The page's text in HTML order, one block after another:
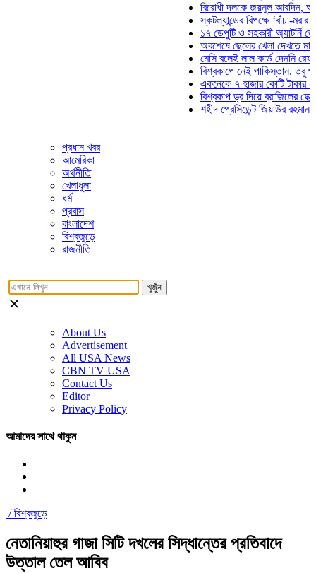
বিরোধী দলকে জয়নুল আবদিন, আপনারা
স্কটল্যান্ডের বিপক্ষে ‘বাঁচা-মরার
১৭ ডেপুটি ও সহকারী অ্যাটর্নি
অবশেষে ছেলের খেলা দেখতে মাঠে
মেসি বলেই লাল কার্ড দেননি রেফারি!
বিশ্বকাপে নেই পাকিস্তান, তবু প্রতিটি
একনেকে ৭ হাজার কোটি টাকার ৫
বিশ্বকাপ ড্র দিয়ে ব্রাজিলের হেক্সা
শহীদ প্রেসিডেন্ট জিয়াউর রহমান
প্রধান খবর
আমেরিকা
অর্থনীতি
খেলাধুলা
ধর্ম
প্রবাস
বাংলাদেশ
বিশ্বজুড়ে
রাজনীতি
খুজুঁন
About Us
Advertisement
All USA News
CBN TV USA
Contact Us
Editor
Privacy Policy
আমাদের সাথে থাকুন
/বিশ্বজুড়ে
নেতানিয়াহুর গাজা সিটি দখলের সিদ্ধান্তের প্রতিবাদে
উত্তাল তেল আবিব